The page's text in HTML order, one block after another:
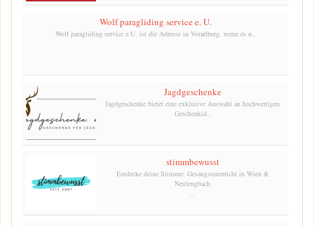
Wolf paragliding service e. U.
Wolf paragliding service e.U. ist die Adresse in Vorarlberg, wenn es u..
Jagdgeschenke
Jagdgeschenke bietet eine exklusive Auswahl an hochwertigen
Geschenkid..
stimmbewusst
Entdecke deine Stimme: Gesangsunterricht in Wien &
Neulengbach